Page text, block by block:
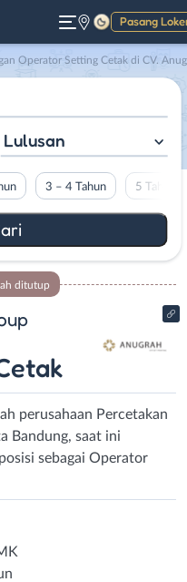
Pasang
Gelap
Setting Cetak di CV. Anugrah Printing Group
Lulusan
3 – 4 Tahun 5 Tahun
ditutup
perusahaan Percetakan
Bandung, saat ini
sebagai Operator